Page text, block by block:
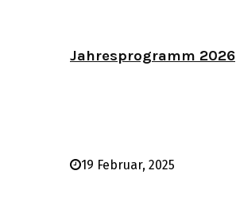
Jahresprogramm 2026
19 Februar, 2025